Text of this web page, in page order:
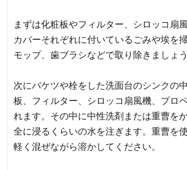
まずは化粧板やフィルター、シロッコ扇
カバーそれぞれに付いているごみや埃を
モップ、歯ブラシなどで取り除きましょう
次にバケツや栓をした洗面台のシンクの
板、フィルター、シロッコ扇風機、プロ
れます。その中に中性洗剤または重曹を
全に浸るくらいの水を注ぎます。重曹を
軽く混ぜながら溶かしてください。